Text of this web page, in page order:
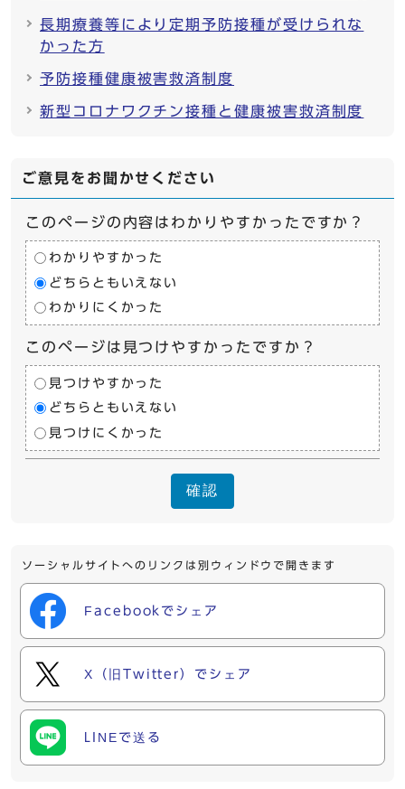
長期療養等により定期予防接種が受けられな
かった方
予防接種健康被害救済制度
新型コロナワクチン接種と健康被害救済制度
ご意見をお聞かせください
このページの内容はわかりやすかったですか？
わかりやすかった
どちらともいえない
わかりにくかった
このページは見つけやすかったですか？
見つけやすかった
どちらともいえない
見つけにくかった
確認
ソーシャルサイトへのリンクは別ウィンドウで開きます
Facebookでシェア
X（旧Twitter）でシェア
LINEで送る